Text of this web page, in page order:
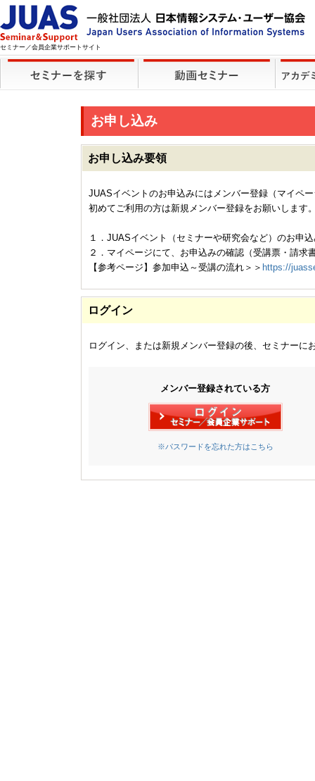
セミナー／会員企業サポートサイト
お申し込み
お申し込み要領
JUASイベントのお申込みにはメンバー登録（マイペ
初めてご利用の方は新規メンバー登録をお願いします
１．JUASイベント（セミナーや研究会など）のお申
２．マイページにて、お申込みの確認（受講票・請求
【参考ページ】参加申込～受講の流れ＞＞ https://
ログイン
ログイン、または新規メンバー登録の後、セミナーに
メンバー登録されている方
※パスワードを忘れた方はこちら